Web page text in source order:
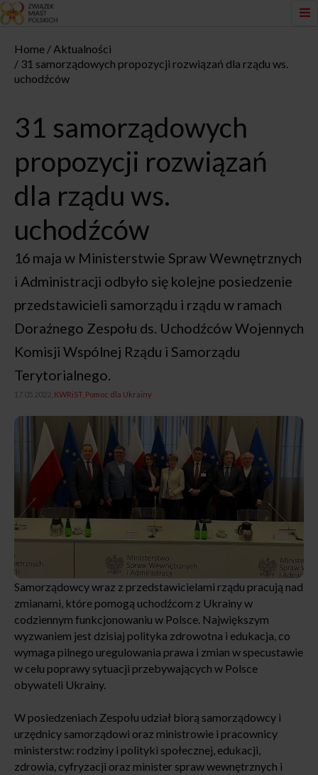
Home
Aktualności
31 samorządowych propozycji rozwiązań dla rządu ws.
uchodźców
31 samorządowych
propozycji rozwiązań
dla rządu ws.
uchodźców
16 maja w Ministerstwie Spraw Wewnętrznych
i Administracji odbyło się kolejne posiedzenie
przedstawicieli samorządu i rządu w ramach
Doraźnego Zespołu ds. Uchodźców Wojennych
Komisji Wspólnej Rządu i Samorządu
Terytorialnego.
17.05.2022, KWRiST Pomoc dla Ukrainy
Samorządowcy wraz z przedstawicielami rządu pracują nad
zmianami, które pomogą uchodźcom z Ukrainy w
codziennym funkcjonowaniu w Polsce. Największym
wyzwaniem jest dzisiaj polityka zdrowotna i edukacja, co
wymaga pilnego uregulowania prawa i zmian w specustawie
w celu poprawy sytuacji przebywających w Polsce
obywateli Ukrainy.
W posiedzeniach Zespołu udział biorą samorządowcy i
urzędnicy samorządowi oraz ministrowie i pracownicy
ministerstw: rodziny i polityki społecznej, edukacji,
zdrowia, cyfryzacji oraz minister spraw wewnętrznych i